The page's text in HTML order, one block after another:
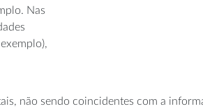
Nas
não sendo coincidentes com a